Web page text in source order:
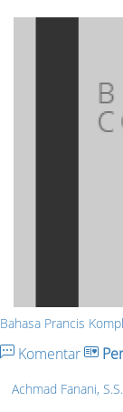
Bahasa Prancis
Komentar
Achmad Fanani,